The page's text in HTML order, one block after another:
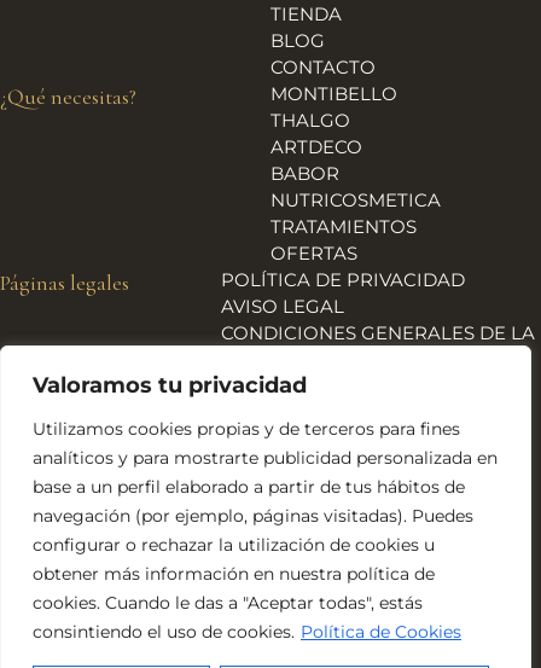
Valoramos tu privacidad
Utilizamos cookies propias y de terceros para fines
analíticos y para mostrarte publicidad personalizada en
base a un perfil elaborado a partir de tus hábitos de
navegación (por ejemplo, páginas visitadas). Puedes
configurar o rechazar la utilización de cookies u
obtener más información en nuestra política de
cookies. Cuando le das a "Aceptar todas", estás
consintiendo el uso de cookies. Política de Cookies
TIENDA
BLOG
CONTACTO
¿Qué necesitas?
MONTIBELLO
THALGO
ARTDECO
BABOR
NUTRICOSMETICA
TRATAMIENTOS
OFERTAS
Páginas legales
POLÍTICA DE PRIVACIDAD
AVISO LEGAL
CONDICIONES GENERALES DE LA
ENVÍOS, DEVOLUCIONES Y
POLÍTICA DE COOKIES
DECLARACIÓN DE
ACCESIBILIDAD
Financiado por la Unión Europea – NextGeneration EU